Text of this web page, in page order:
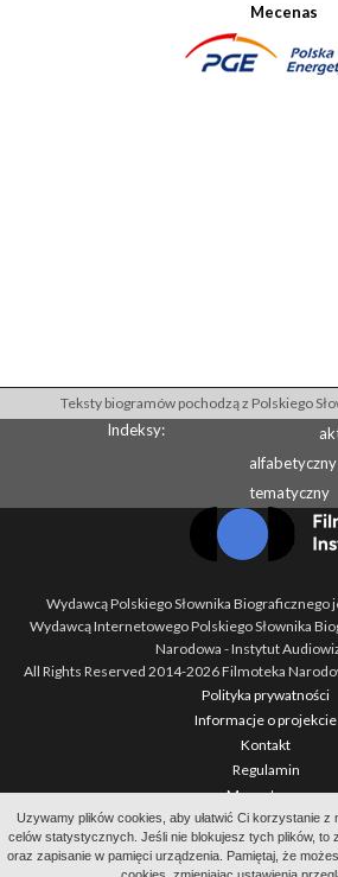
Mecenas
Uzywamy plików cookies, aby ułatwić Ci korzystanie z
celów statystycznych. Jeśli nie blokujesz tych plików, to
oraz zapisanie w pamięci urządzenia. Pamiętaj, że
Teksty biogramów pochodzą z Polskiego
Indeksy:
alfabetyczny
tematyczny
Wydawcą Polskiego Słownika Biograficznego
Wydawcą Internetowego Polskiego Słownika
Narodowa - Instytut
All Rights Reserved 2014-2026Filmoteka
Polityka prywatności
Informacje o projekcie
Kontakt
Regulamin
Mapa strony
BIP